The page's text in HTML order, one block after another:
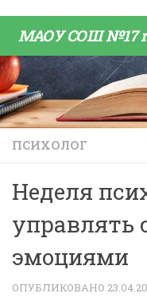
МАОУ СОШ №17
ПСИХОЛОГ
Неделя
управлять
эмоциями
ОПУБЛИКОВАНО